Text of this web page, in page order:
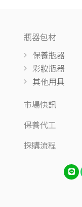
瓶器包材
保養瓶器
彩妝瓶器
其他用具
市場快訊
保養代工
採購流程